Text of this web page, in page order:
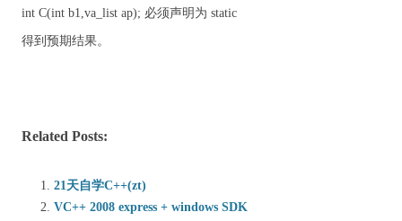
int C(int b1,va_list ap); 必须声明为 static
得到预期结果。
Related Posts:
21天自学C++(zt)
VC++ 2008 express + windows SDK